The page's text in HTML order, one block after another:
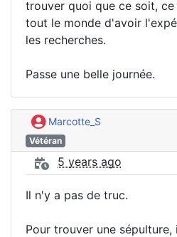
trouver quoi que ce soit,
tout le monde d'avoir
les recherches.
Passe une belle journée.
Marcotte_S
Vétéran
5 years ago
Il n'y a pas de truc.
Pour trouver une